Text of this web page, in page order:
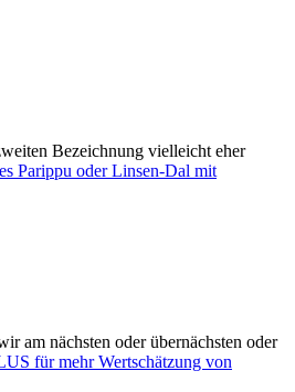
Bezeichnung vielleicht eher
Parippu oder Linsen-Dal mit
am nächsten oder übernächsten oder
für mehr Wertschätzung von